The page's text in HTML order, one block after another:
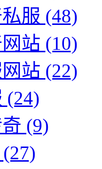
服 (48)
站 (10)
站 (22)
(24)
(9)
(27)